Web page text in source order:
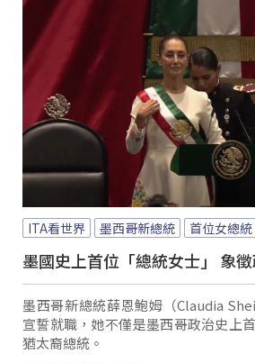
ITA看世界 墨西哥新總統 首位女總統
墨國史上首位「總統女士」 象
墨西哥新總統薛恩鮑姆（Claudia
宣誓就職，她不僅是墨西哥政治史上
猶太裔總統。